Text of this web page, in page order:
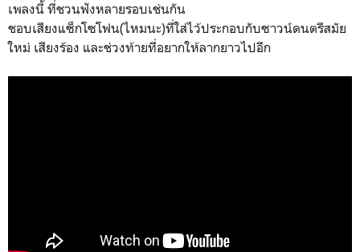
เพลงนี้ ที่ชวนฟังหลายรอบเช่นกัน
ชอบเสียงแซ็กโซโฟน(ไหมนะ)ที่ใส่ไว้ประกอบกับซาวน์ดนตรีสมัย
ใหม่ เสียงร้อง และช่วงท้ายที่อยากให้ลากยาวไปอีก